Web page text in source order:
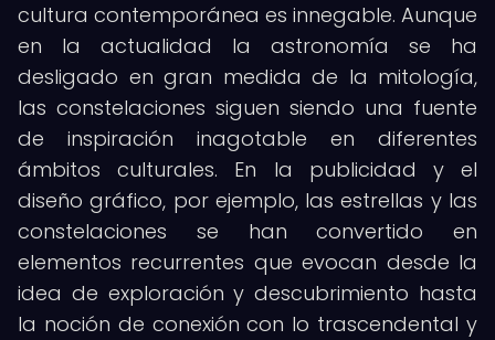
cultura contemporánea es innegable. Aunque
en la actualidad la astronomía se ha
desligado en gran medida de la mitología,
las constelaciones siguen siendo una fuente
de inspiración inagotable en diferentes
ámbitos culturales. En la publicidad y el
diseño gráfico, por ejemplo, las estrellas y las
constelaciones se han convertido en
elementos recurrentes que evocan desde la
idea de exploración y descubrimiento hasta
la noción de conexión con lo trascendental y